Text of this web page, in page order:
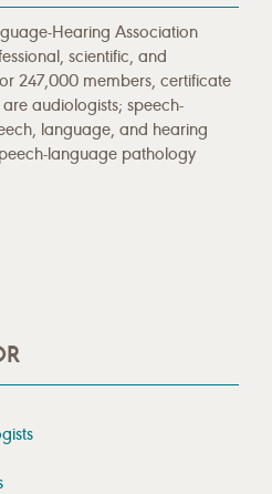
Hearing Association
scientific, and
247,000 members, certificate
audiologists; speech-
language, and hearing
language pathology